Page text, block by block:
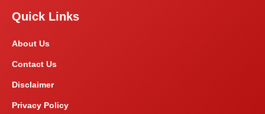
Quick Links
About Us
Contact Us
Disclaimer
Privacy Policy